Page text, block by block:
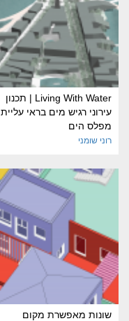
Living With Water | תכנון
עירוני רגיש מים בראי עליית
מפלס הים
רוני שומני
שונות מאפשרת מקום